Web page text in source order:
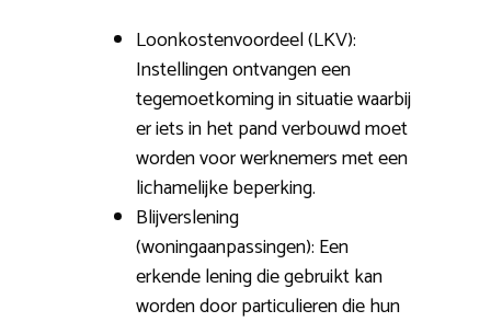
Loonkostenvoordeel (LKV):
Instellingen ontvangen een
tegemoetkoming in situatie waarbij
er iets in het pand verbouwd moet
worden voor werknemers met een
lichamelijke beperking.
Blijverslening
(woningaanpassingen): Een
erkende lening die gebruikt kan
worden door particulieren die hun